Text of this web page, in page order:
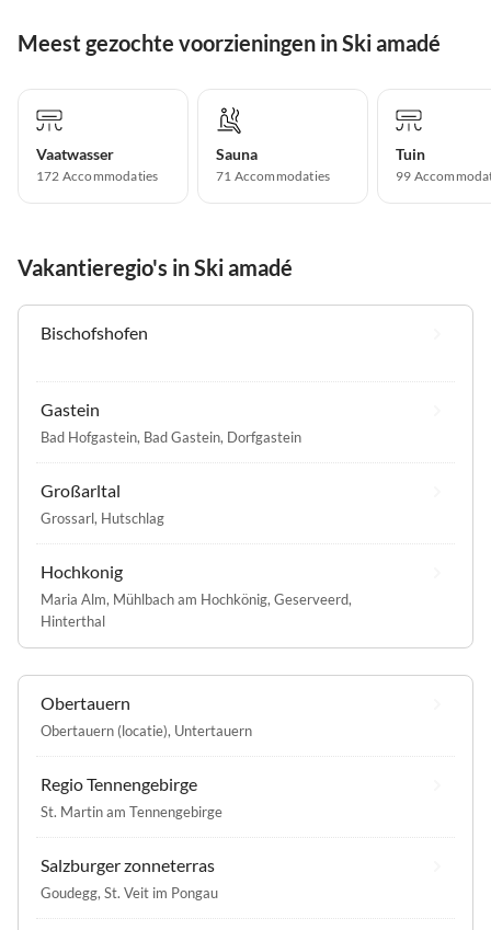
Meest gezochte voorzieningen in Ski amadé
Vaatwasser
172 Accommodaties
Sauna
71 Accommodaties
Tuin
99
Vakantieregio's in Ski amadé
Bischofshofen
Gastein
Bad Hofgastein, Bad Gastein, Dorfgastein
Großarltal
Grossarl, Hutschlag
Hochkonig
Maria Alm, Mühlbach am Hochkönig, Geserveerd,
Hinterthal
Obertauern
Obertauern (locatie), Untertauern
Regio Tennengebirge
St. Martin am Tennengebirge
Salzburger zonneterras
Goudegg, St. Veit im Pongau